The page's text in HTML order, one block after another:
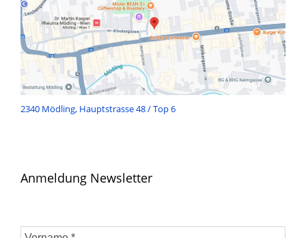
2340 Mödling, Hauptstrasse 48 / Top 6
Anmeldung Newsletter